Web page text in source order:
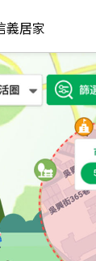
義居家